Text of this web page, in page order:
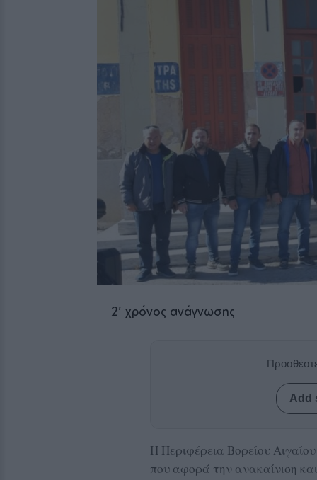
2' χρόνος ανάγνωσης
Add
Η Περιφέρεια Βορείου
που αφορά την ανακαίνιση